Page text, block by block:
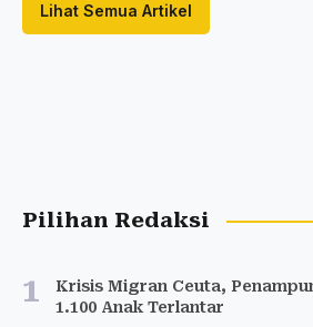
Lihat Semua Artikel
Pilihan Redaksi
1
Krisis Migran Ceuta,
1.100 Anak Terlantar